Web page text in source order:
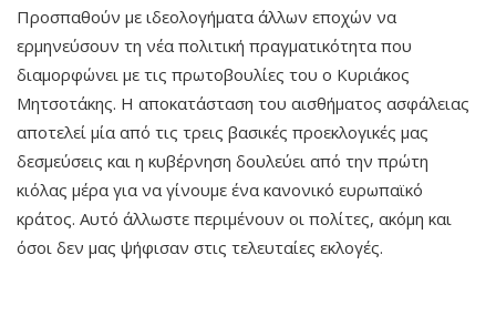
Προσπαθούν με ιδεολογήματα άλλων εποχών να
ερμηνεύσουν τη νέα πολιτική πραγματικότητα που
διαμορφώνει με τις πρωτοβουλίες του ο Κυριάκος
Μητσοτάκης. Η αποκατάσταση του αισθήματος ασφάλειας
αποτελεί μία από τις τρεις βασικές προεκλογικές μας
δεσμεύσεις και η κυβέρνηση δουλεύει από την πρώτη
κιόλας μέρα για να γίνουμε ένα κανονικό ευρωπαϊκό
κράτος. Αυτό άλλωστε περιμένουν οι πολίτες, ακόμη και
όσοι δεν μας ψήφισαν στις τελευταίες εκλογές.